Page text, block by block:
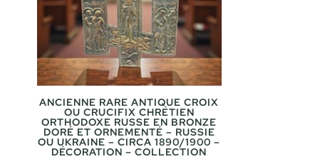
ANCIENNE RARE ANTIQUE CROIX
OU CRUCIFIX CHRÉTIEN
ORTHODOXE RUSSE EN BRONZE
DORÉ ET ORNEMENTÉ – RUSSIE
OU UKRAINE – CIRCA 1890/1900 –
DÉCORATION – COLLECTION